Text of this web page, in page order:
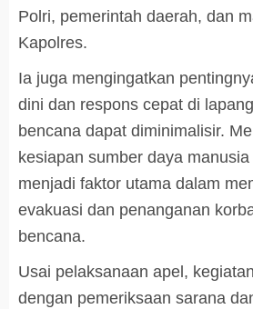
Polri, pemerintah daerah, dan
Kapolres.
Ia juga mengingatkan
dini dan respons cepat di
bencana dapat diminimalisir.
kesiapan sumber daya
menjadi faktor utama dalam
evakuasi dan penanganan
bencana.
Usai pelaksanaan apel,
dengan pemeriksaan sarana